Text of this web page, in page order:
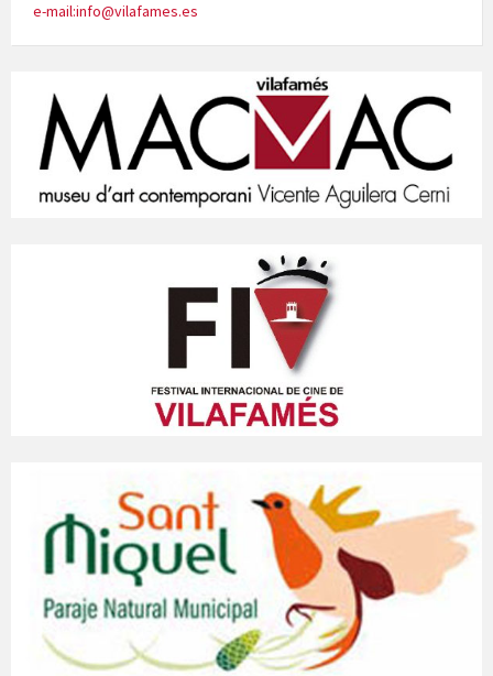
e-mail:info@vilafames.es